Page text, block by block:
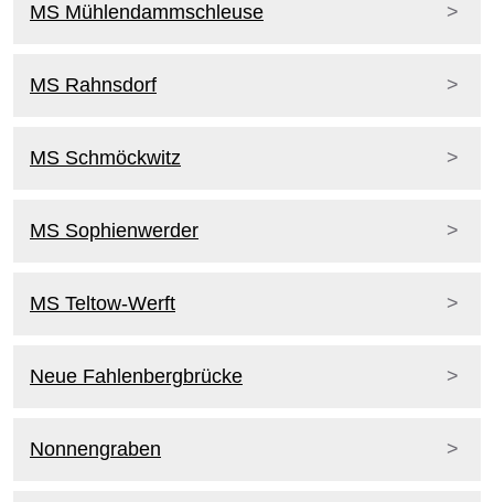
MS Mühlendammschleuse
MS Rahnsdorf
MS Schmöckwitz
MS Sophienwerder
MS Teltow-Werft
Neue Fahlenbergbrücke
Nonnengraben